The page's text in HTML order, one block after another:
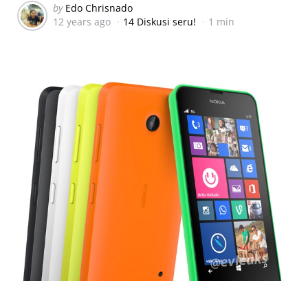
Posted
by
by Edo Chrisnado
12 years ago
14 Diskusi seru! 1 min